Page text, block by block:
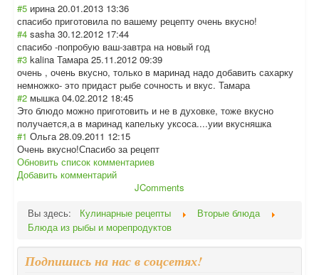
#5 ирина 20.01.2013 13:36
спасибо приготовила по вашему рецепту очень вкусно!
#4 sasha 30.12.2012 17:44
спасибо -попробую ваш-завтра на новый год
#3 kalina Тамара 25.11.2012 09:39
очень , очень вкусно, только в маринад надо добавить сахарку
немножко- это придаст рыбе сочность и вкус. Тамара
#2 мышка 04.02.2012 18:45
Это блюдо можно приготовить и не в духовке, тоже вкусно
получается,а в маринад капельку уксоса....уии вкусняшка
#1 Ольга 28.09.2011 12:15
Очень вкусно!Спасибо за рецепт
Обновить список комментариев
Добавить комментарий
JComments
Вы здесь:
Кулинарные рецепты
Вторые блюда
Блюда из рыбы и морепродуктов
Подпишись на нас в соцсетях!